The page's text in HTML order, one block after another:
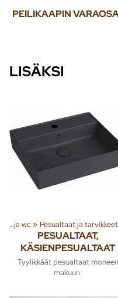
PEILIKAAPIN
LISÄKSI
Kylpyhuone ja wc‪» Pesualtaat ja tarvikkeet
PESUALTAAT,
KÄSIENPESUALTAAT
Tyylikkäät pesualtaat moneen
makuun.
Tuoteryhmiä ja